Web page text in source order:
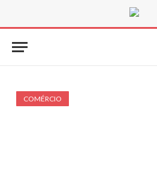
COMÉRCIO